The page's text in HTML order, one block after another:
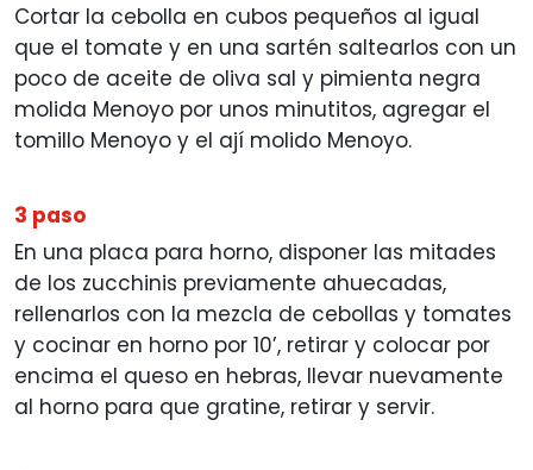
Cortar la cebolla en cubos pequeños al igual
que el tomate y en una sartén saltearlos con un
poco de aceite de oliva sal y pimienta negra
molida Menoyo por unos minutitos, agregar el
tomillo Menoyo y el ají molido Menoyo.
3 paso
En una placa para horno, disponer las mitades
de los zucchinis previamente ahuecadas,
rellenarlos con la mezcla de cebollas y tomates
y cocinar en horno por 10’, retirar y colocar por
encima el queso en hebras, llevar nuevamente
al horno para que gratine, retirar y servir.